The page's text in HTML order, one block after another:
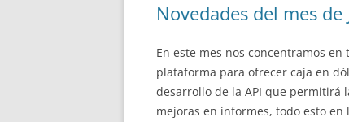
Novedades del mes
En este mes nos concentramos
plataforma para ofrecer caja en
desarrollo de la API que permitirá
mejoras en informes, todo esto en